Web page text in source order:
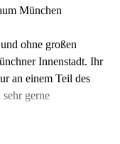
München
ohne großen
Innenstadt. Ihr
an einem Teil des
gerne